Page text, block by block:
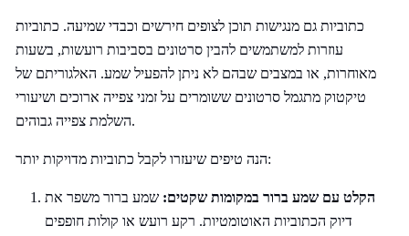
כתוביות גם מנגישות תוכן לצופים חירשים וכבדי שמיעה. כתוביות
עוזרות למשתמשים להבין סרטונים בסביבות רועשות, בשעות
מאוחרות, או במצבים שבהם לא ניתן להפעיל שמע. האלגוריתם של
טיקטוק מתגמל סרטונים ששומרים על זמני צפייה ארוכים ושיעורי
השלמת צפייה גבוהים.
הנה טיפים שיעזרו לקבל כתוביות מדויקות יותר:
הקלט עם שמע ברור במקומות שקטים: שמע ברור משפר את
דיוק הכתוביות האוטומטיות. רקע רועש או קולות חופפים